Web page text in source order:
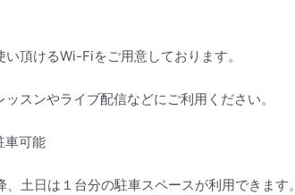
い頂けるWi-Fiをご用意しております。
ッスンやライブ配信などにご利用ください。
車可能
、土日は１台分の駐車スペースが利用できます。